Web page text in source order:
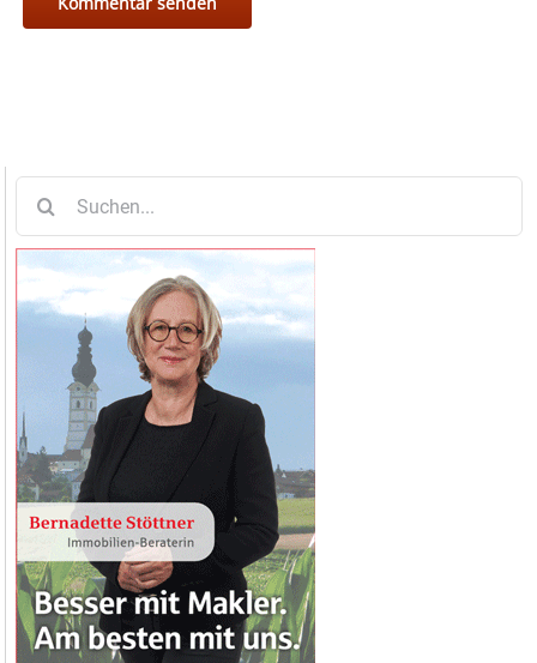
nach: